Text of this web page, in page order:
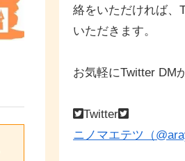
絡をいただければ、
いただきます。
お気軽にTwitter DM
Twitter
ニノマエテツ（